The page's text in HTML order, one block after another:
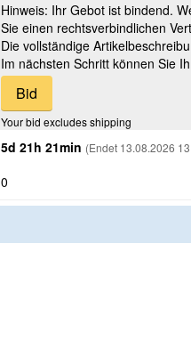
Hinweis: Ihr Gebot ist bindend.
Sie einen rechtsverbindlichen
Die vollständige
Im nächsten Schritt können Sie
Your bid excludes shipping
5d 21h 21min (Endet 13.08.2026
0